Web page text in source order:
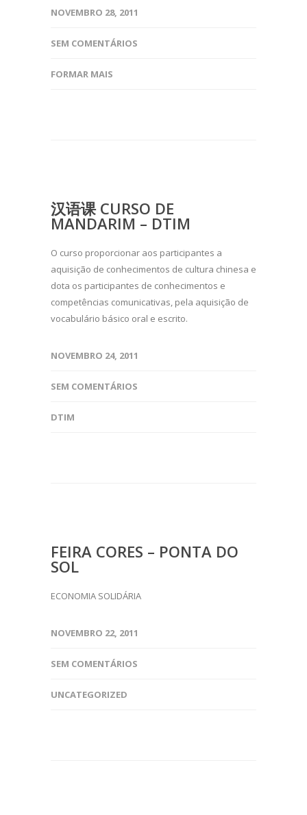
NOVEMBRO 28, 2011
SEM COMENTÁRIOS
FORMAR MAIS
汉语课 CURSO DE
MANDARIM – DTIM
O curso proporcionar aos participantes a
aquisição de conhecimentos de cultura chinesa e
dota os participantes de conhecimentos e
competências comunicativas, pela aquisição de
vocabulário básico oral e escrito.
NOVEMBRO 24, 2011
SEM COMENTÁRIOS
DTIM
FEIRA CORES – PONTA DO
SOL
ECONOMIA SOLIDÁRIA
NOVEMBRO 22, 2011
SEM COMENTÁRIOS
UNCATEGORIZED